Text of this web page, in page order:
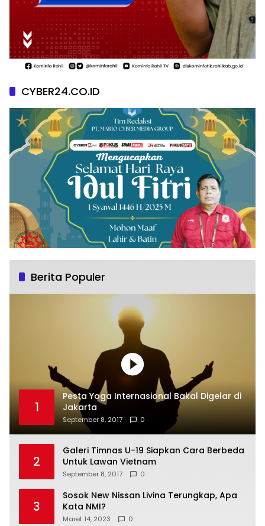
CYBER24.CO.ID
Berita Populer
1
Pesta Yoga Internasional Bakal Digelar di
Jakarta
September 8, 2017 0
2
Galeri Timnas U-19 Siapkan Cara Berbeda
Untuk Lawan Vietnam
September 8, 2017 0
3
Sosok New Nissan Livina Terungkap, Apa
Kata NMI?
Maret 14, 2023 0